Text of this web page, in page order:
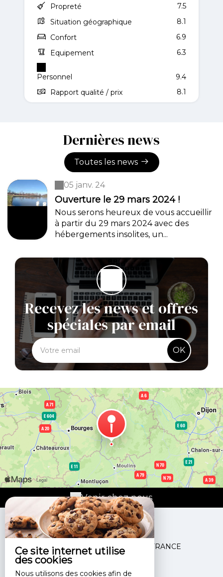
Ce site internet utilise
des cookies
Nous utilisons des cookies afin de
Propreté
7.5
Situation géographique
8.1
Confort
6.9
Equipement
6.3
Personnel
9.4
Rapport qualité / prix
8.1
Dernières news
Toutes les news
05 janv. 24
Ouverture le 29 mars 2024 !
Nous serons heureux de vous accueillir
à partir du 29 mars 2024 avec des
hébergements insolites, un...
Recevez les news et offres
spéciales par email
OK
Venir chez nous
La Halte du Canal
3 Route De La Gare ,
58240 LUTHENAY UXELOUP - FRANCE
+33 6 33 00 21 04